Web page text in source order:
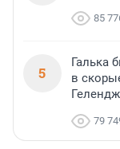
85
5
Галька
в
79